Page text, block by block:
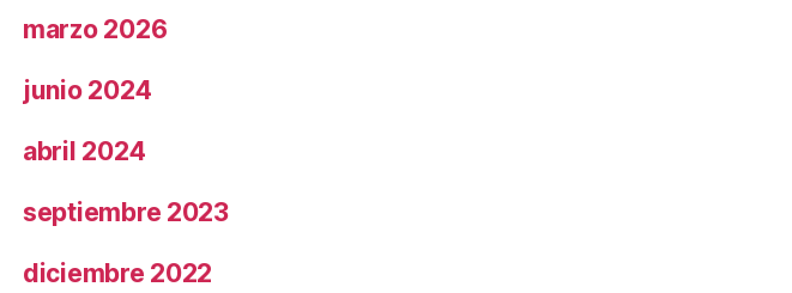
marzo 2026
junio 2024
abril 2024
septiembre 2023
diciembre 2022